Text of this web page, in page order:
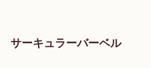
サーキュラーバーベル